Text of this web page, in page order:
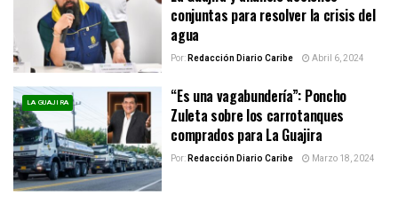
conjuntas para resolver la crisis del
agua
Por:Redacción Diario Caribe Abril 6, 2024
LA GUAJIRA
“Es una vagabundería”: Poncho
Zuleta sobre los carrotanques
comprados para La Guajira
Por:Redacción Diario Caribe Marzo 18, 2024